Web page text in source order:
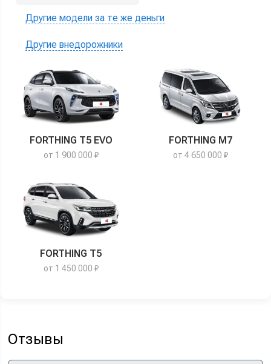
Другие модели за те же деньги
Другие внедорожники
FORTHING T5 EVO
от 1 900 000 ₽
FORTHING M7
от 4 650 000 ₽
FORTHING T5
от 1 450 000 ₽
Отзывы